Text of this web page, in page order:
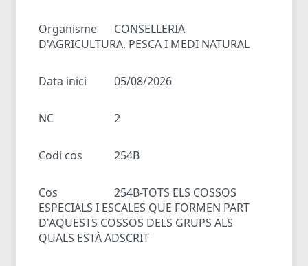
Organisme
CONSELLERIA
D'AGRICULTURA, PESCA I MEDI NATURAL
Data inici 05/08/2026
NC 2
Codi cos 254B
Cos
254B-TOTS ELS COSSOS
ESPECIALS I ESCALES QUE FORMEN PART
D'AQUESTS COSSOS DELS GRUPS ALS
QUALS ESTÀ ADSCRIT